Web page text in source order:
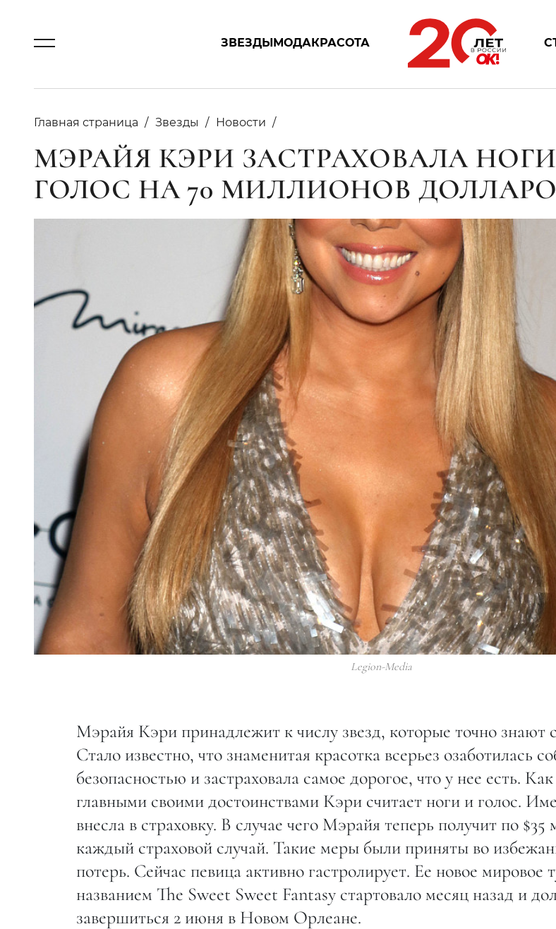
ЗВЕЗДЫМОДАКРАСОТА
Главная страница Звезды Новости
МЭРАЙЯ КЭРИ ЗАСТРАХОВАЛА
ГОЛОС НА 70 МИЛЛИОНОВ
Legion-Media
Мэрайя Кэри принадлежит к числу звезд, которые точно знают
Стало известно, что знаменитая красотка всерьез озаботилась
безопасностью и застраховала самое дорогое, что у нее есть.
главными своими достоинствами Кэри считает ноги и голос.
внесла в страховку. В случае чего Мэрайя теперь получит по $35
каждый страховой случай. Такие меры были приняты во
потерь. Сейчас певица активно гастролирует. Ее новое мировое
названием The Sweet Sweet Fantasy стартовало месяц назад и
завершиться 2 июня в Новом Орлеане.